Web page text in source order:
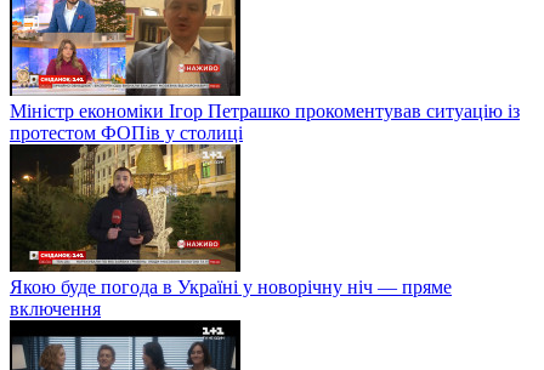
Міністр економіки Ігор Петрашко прокоментував ситуацію із
протестом ФОПів у столиці
Якою буде погода в Україні у новорічну ніч — пряме
включення